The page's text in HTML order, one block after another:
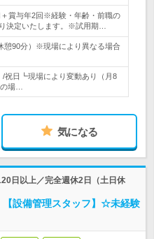
賞与年2回※経験・年齢・前職の
決定いたします。※試用期…
憩90分）※現場により異なる場合
/祝日┗現場により変動あり（月8
場…
気になる
日以上／完全週休2日（土日休
【設備管理スタッフ】☆未経験